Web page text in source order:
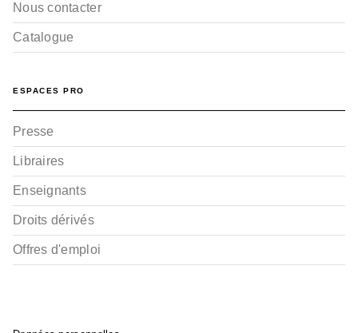
Eve-Marie Lobriaut
Nous contacter
Catalogue
ESPACES PRO
Presse
Libraires
Enseignants
Droits dérivés
Offres d'emploi